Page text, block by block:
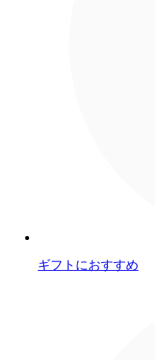
ギフトにおすすめ